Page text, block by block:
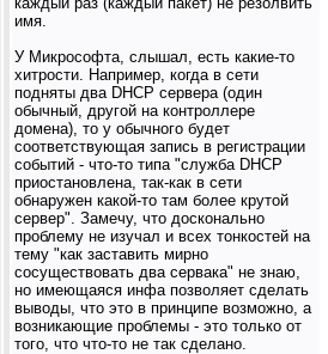
имя.
У Микрософта, слышал, есть какие-то
хитрости. Например, когда в сети
подняты два DHCP сервера (один
обычный, другой на контроллере
домена), то у обычного будет
соответствующая запись в регистрации
событий - что-то типа "служба DHCP
приостановлена, так-как в сети
обнаружен какой-то там более крутой
сервер". Замечу, что досконально
проблему не изучал и всех тонкостей на
тему "как заставить мирно
сосуществовать два сервака" не знаю,
но имеющаяся инфа позволяет сделать
выводы, что это в принципе возможно, а
возникающие проблемы - это только от
того, что что-то не так сделано.